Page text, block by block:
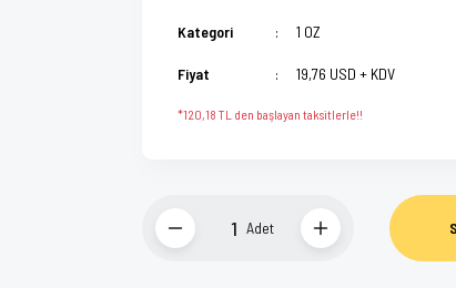
Kategori 1 OZ
Fiyat 19,76 USD + KDV
*120,18 TL den başlayan taksitlerle!!
Adet